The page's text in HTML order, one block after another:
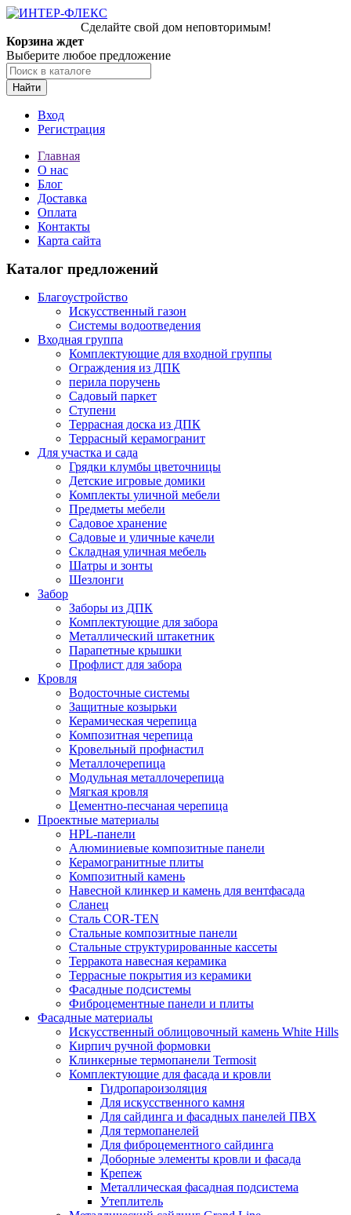
Сделайте свой дом неповторимым!
Корзина ждет
Выберите любое предложение
Найти
Вход
Регистрация
Главная
О нас
Блог
Доставка
Оплата
Контакты
Карта сайта
Каталог предложений
Благоустройство
Искусственный газон
Системы водоотведения
Входная группа
Комплектующие для входной группы
Ограждения из ДПК
перила поручень
Садовый паркет
Ступени
Террасная доска из ДПК
Террасный керамогранит
Для участка и сада
Грядки клумбы цветочницы
Детские игровые домики
Комплекты уличной мебели
Предметы мебели
Садовое хранение
Садовые и уличные качели
Складная уличная мебель
Шатры и зонты
Шезлонги
Забор
Заборы из ДПК
Комплектующие для забора
Металлический штакетник
Парапетные крышки
Профлист для забора
Кровля
Водосточные системы
Защитные козырьки
Керамическая черепица
Композитная черепица
Кровельный профнастил
Металлочерепица
Модульная металлочерепица
Мягкая кровля
Цементно-песчаная черепица
Проектные материалы
HPL-панели
Алюминиевые композитные панели
Керамогранитные плиты
Композитный камень
Навесной клинкер и камень для вентфасада
Сланец
Сталь COR-TEN
Стальные композитные панели
Стальные структурированные кассеты
Терракота навесная керамика
Террасные покрытия из керамики
Фасадные подсистемы
Фиброцементные панели и плиты
Фасадные материалы
Искусственный облицовочный камень White Hills
Кирпич ручной формовки
Клинкерные термопанели Termosit
Комплектующие для фасада и кровли
Гидропароизоляция
Для искусственного камня
Для сайдинга и фасадных панелей ПВХ
Для термопанелей
Для фиброцементного сайдинга
Доборные элементы кровли и фасада
Крепеж
Металлическая фасадная подсистема
Утеплитель